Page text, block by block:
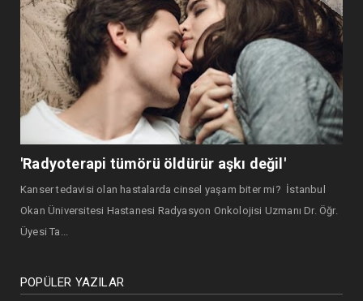
'Radyoterapi tümörü öldürür aşkı değil'
Kanser tedavisi olan hastalarda cinsel yaşam biter mi? İstanbul
Okan Üniversitesi Hastanesi Radyasyon Onkolojisi Uzmanı Dr. Öğr.
Üyesi Ta...
POPÜLER YAZILAR